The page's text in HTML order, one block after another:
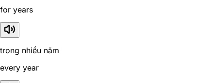
for years
trong nhiều năm
every year